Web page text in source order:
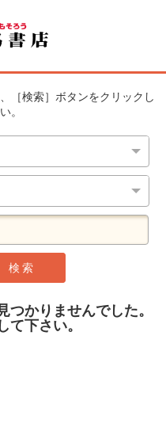
［検索］ボタンをクリックし
。
検 索
かりませんでした。
て下さい。